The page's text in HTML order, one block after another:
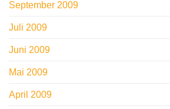
September 2009
Juli 2009
Juni 2009
Mai 2009
April 2009